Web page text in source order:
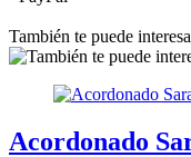
También te puede
Acordonado